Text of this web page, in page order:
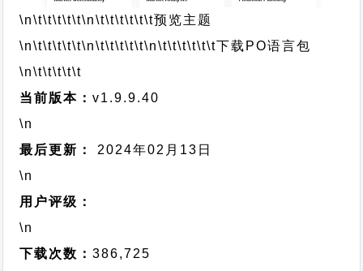
\n\t\t\t\t\t\n\t\t\t\t\t\t预览主题
\n\t\t\t\t\t\n\t\t\t\t\t\n\t\t\t\t\t\t下载PO语言包
\n\t\t\t\t\t
当前版本：v1.9.9.40
\n
最后更新：
2024年02月13日
\n
用户评级：
\n
下载次数：386,725